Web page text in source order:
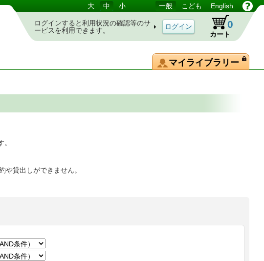
大 中 小 一般 こども English
ログインすると利用状況の確認等のサ
ービスを利用できます。
カート
0
マイライブラリー
や貸出しができません。